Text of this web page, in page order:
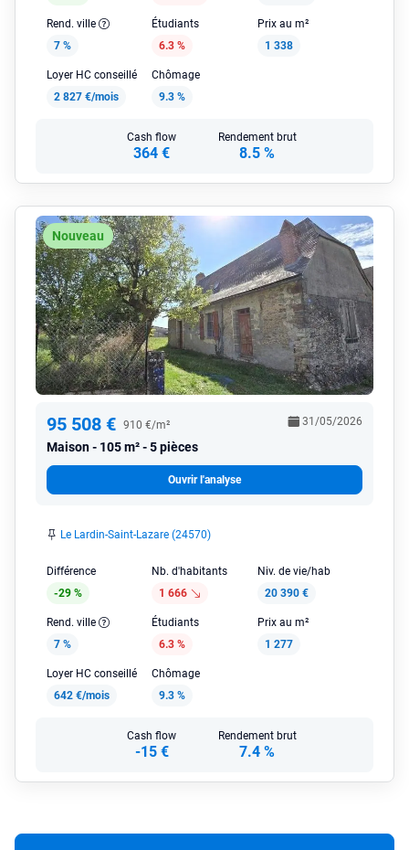
Rend. ville
7 %
Étudiants
6.3 %
Prix au m²
1 338
Loyer HC conseillé
2 827 €/mois
Chômage
9.3 %
Cash flow
364 €
Rendement brut
8.5 %
Nouveau
95 508 € 910 €/m²
Maison 105 m² - 5 pièces
31/05/2026
Ouvrir l'analyse
Le Lardin-Saint-Lazare (24570)
Différence
-29 %
Nb. d'habitants
1 666
Niv. de vie/hab
20 390 €
Rend. ville
7 %
Étudiants
6.3 %
Prix au m²
1 277
Loyer HC conseillé
642 €/mois
Chômage
9.3 %
Cash flow
-15 €
Rendement brut
7.4 %